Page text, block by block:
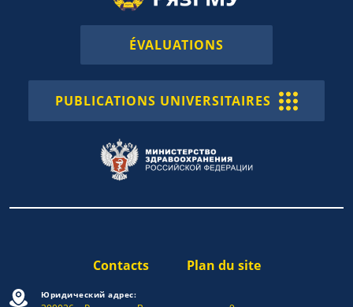
ÉVALUATIONS
PUBLICATIONS UNIVERSITAIRES
Contacts Plan du site
Юридический адрес: